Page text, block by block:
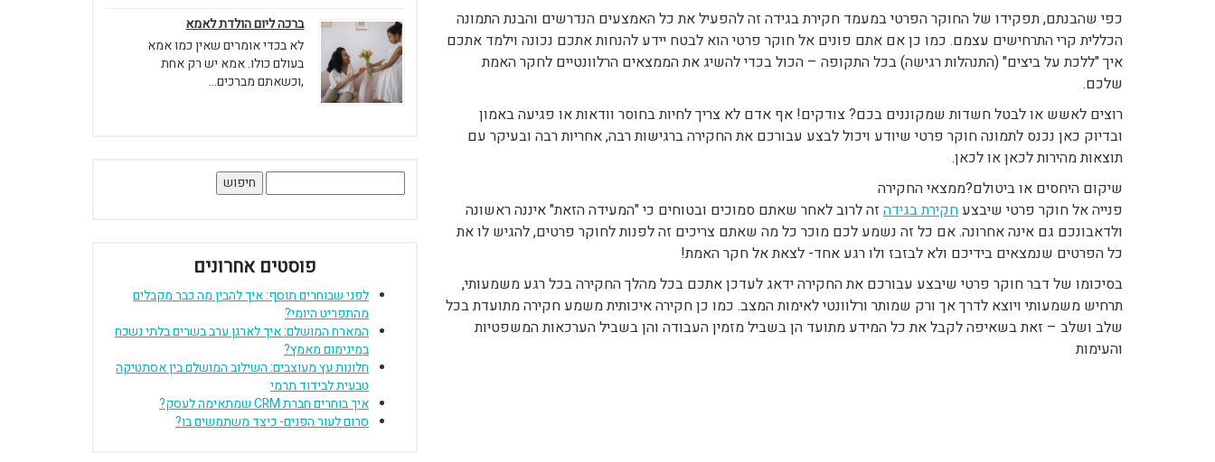
כפי שהבנתם, תפקידו של החוקר הפרטי במעמד חקירת בגידה זה להפעיל את כל האמצעים הנדרשים והבנת התמונה
הכללית קרי התרחישים עצמם. כמו כן אם אתם פונים אל חוקר פרטי הוא לבטח יידע להנחות אתכם נכונה וילמד אתכם
איך "ללכת על ביצים" (התנהלות רגישה) בכל התקופה – הכול בכדי להשיג את הממצאים הרלוונטיים לחקר האמת
שלכם.
רוצים לאשש או לבטל חשדות שמקוננים בכם? צודקים! אף אדם לא צריך לחיות בחוסר וודאות או פגיעה באמון
ובדיוק כאן נכנס לתמונה חוקר פרטי שיודע ויכול לבצע עבורכם את החקירה ברגישות רבה, אחריות רבה ובעיקר עם
תוצאות מהירות לכאן או לכאן.
שיקום היחסים או ביטולם?ממצאי החקירה
פנייה אל חוקר פרטי שיבצע חקירת בגידה זה לרוב לאחר שאתם סמוכים ובטוחים כי "המעידה הזאת" איננה ראשונה
ולדאבונכם גם אינה אחרונה. אם כל זה נשמע לכם מוכר כל מה שאתם צריכים זה לפנות לחוקר פרטים, להגיש לו את
כל הפרטים שנמצאים בידיכם ולא לבזבז ולו רגע אחד- לצאת אל חקר האמת!
בסיכומו של דבר חוקר פרטי שיבצע עבורכם את החקירה ידאג לעדכן אתכם בכל מהלך החקירה בכל רגע משמעותי,
תרחיש משמעותי ויוצא לדרך אך ורק שמותר ורלוונטי לאימות המצב. כמו כן חקירה איכותית משמע חקירה מתועדת בכל
שלב ושלב – זאת בשאיפה לקבל את כל המידע מתועד הן בשביל מזמין העבודה והן בשביל הערכאות המשפטיות
והעימות
ברכה ליום הולדת לאמא
לא בכדי אומרים שאין כמו אמא
בעולם כולו. אמא יש רק אחת
,וכשאתם מברכים...
חיפוש:
פוסטים אחרונים
לפני שבוחרים תוסף: איך להבין מה כבר מקבלים
מהתפריט היומי?
המארח המושלם: איך לארגן ערב בשרים בלתי נשכח
במינימום מאמץ?
חלונות עץ מעוצבים: השילוב המושלם בין אסתטיקה
טבעית לבידוד תרמי
איך בוחרים חברת CRM שמתאימה לעסק?
סרום לעור הפנים- כיצד משתמשים בו?